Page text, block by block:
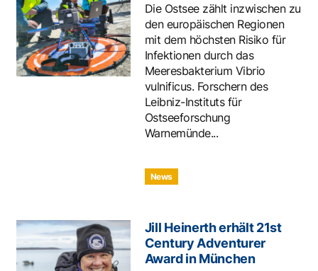
Die Ostsee zählt inzwischen zu
den europäischen Regionen
mit dem höchsten Risiko für
Infektionen durch das
Meeresbakterium Vibrio
vulnificus. Forschern des
Leibniz-Instituts für
Ostseeforschung
Warnemünde...
News
Jill Heinerth erhält 21st
Century Adventurer
Award in München